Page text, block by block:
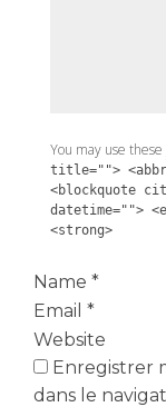
You may use these
title="">
<blockquote
datetime="">
<strong>
Name *
Email *
Website
Enregistrer
dans le